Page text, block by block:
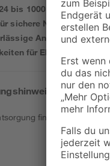
bis 1000 V AC und 90
sichere Nutzung vor und
Anwendung im
für Elektroarbeiten in
findest du